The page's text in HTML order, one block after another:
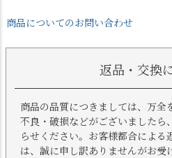
商品についてのお問い合わせ
返品・交換
商品の品質につきましては、万全
不良・破損などがございましたら
らせください。お客様都合による
は、誠に申し訳ありませんがお受